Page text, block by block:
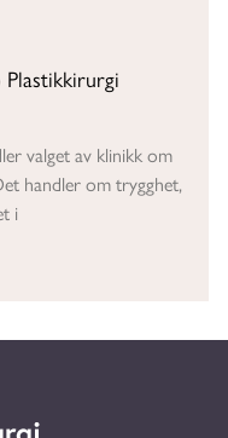
valget av klinikk om
handler om trygghet,
i